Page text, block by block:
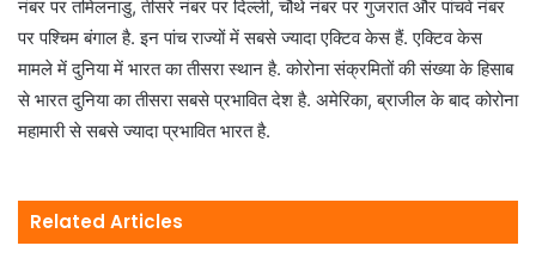
नंबर पर तमिलनाडु, तीसरे नंबर पर दिल्ली, चौथे नंबर पर गुजरात और पांचवे नंबर
पर पश्चिम बंगाल है. इन पांच राज्यों में सबसे ज्यादा एक्टिव केस हैं. एक्टिव केस
मामले में दुनिया में भारत का तीसरा स्थान है. कोरोना संक्रमितों की संख्या के हिसाब
से भारत दुनिया का तीसरा सबसे प्रभावित देश है. अमेरिका, ब्राजील के बाद कोरोना
महामारी से सबसे ज्यादा प्रभावित भारत है.
Related Articles